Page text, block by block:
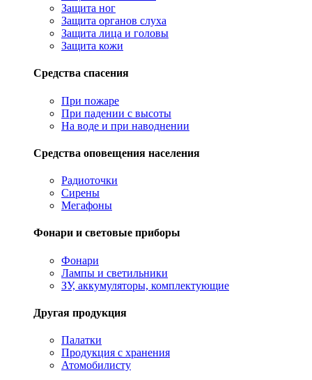
Защита ног
Защита органов слуха
Защита лица и головы
Защита кожи
Средства спасения
При пожаре
При падении с высоты
На воде и при наводнении
Средства оповещения населения
Радиоточки
Сирены
Мегафоны
Фонари и световые приборы
Фонари
Лампы и светильники
ЗУ, аккумуляторы, комплектующие
Другая продукция
Палатки
Продукция с хранения
Атомобилисту